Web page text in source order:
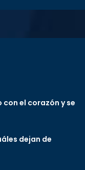
el corazón y se
dejan de